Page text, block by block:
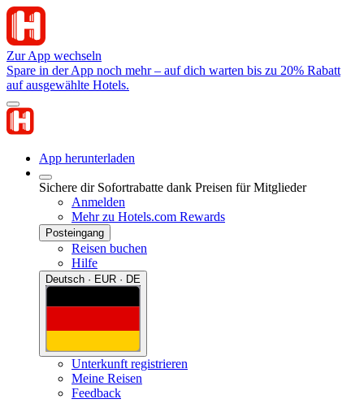
Zur App wechseln
Spare in der App noch mehr – auf dich warten bis zu 20% Rabatt
auf ausgewählte Hotels.
App herunterladen
Sichere dir Sofortrabatte dank Preisen für Mitglieder
Anmelden
Mehr zu Hotels.com Rewards
Posteingang
Reisen buchen
Hilfe
Deutsch · EUR · DE
Unterkunft registrieren
Meine Reisen
Feedback